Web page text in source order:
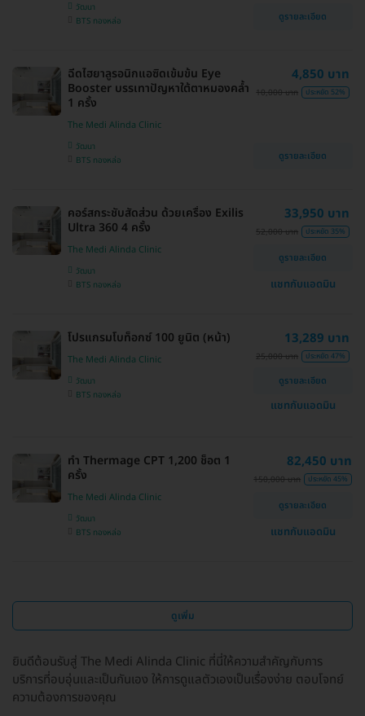
ยินดีต้อนรับสู่ The Medi Alinda Clinic ที่นี่ให้ความสำคัญกับการ
บริการที่อบอุ่นและเป็นกันเอง ให้การดูแลตัวเองเป็นเรื่องง่าย ตอบโจทย์
ความต้องการของคุณ
วัฒนา
BTS ทองหล่อ
ดูรายละเอียด
ฉีดไฮยาลูรอนิกแอซิดเข้มข้น Eye
Booster บรรเทาปัญหาใต้ตาหมองคล้ำ
1 ครั้ง
The Medi Alinda Clinic
วัฒนา
BTS ทองหล่อ
4,850 บาท
10,000 บาท ประหยัด 52%
ดูรายละเอียด
คอร์สกระชับสัดส่วน ด้วยเครื่อง Exilis
Ultra 360 4 ครั้ง
The Medi Alinda Clinic
วัฒนา
BTS ทองหล่อ
33,950 บาท
52,000 บาท ประหยัด 35%
ดูรายละเอียด
แชทกับแอดมิน
โปรแกรมโบท็อกซ์ 100 ยูนิต (หน้า)
The Medi Alinda Clinic
วัฒนา
BTS ทองหล่อ
13,289 บาท
25,000 บาท ประหยัด 47%
ดูรายละเอียด
แชทกับแอดมิน
ทำ Thermage CPT 1,200 ช็อต 1
ครั้ง
The Medi Alinda Clinic
วัฒนา
BTS ทองหล่อ
82,450 บาท
150,000 บาท ประหยัด 45%
ดูรายละเอียด
แชทกับแอดมิน
ดูเพิ่ม